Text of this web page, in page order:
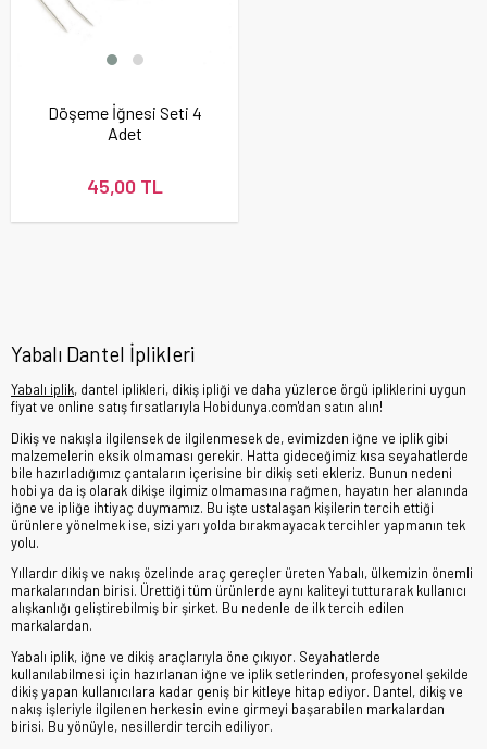
Döşeme İğnesi Seti 4
Adet
45,00 TL
Yabalı Dantel İplikleri
Yabalı iplik, dantel iplikleri, dikiş ipliği ve daha yüzlerce örgü ipliklerini uygun
fiyat ve online satış fırsatlarıyla Hobidunya.com'dan satın alın!
Dikiş ve nakışla ilgilensek de ilgilenmesek de, evimizden iğne ve iplik gibi
malzemelerin eksik olmaması gerekir. Hatta gideceğimiz kısa seyahatlerde
bile hazırladığımız çantaların içerisine bir dikiş seti ekleriz. Bunun nedeni
hobi ya da iş olarak dikişe ilgimiz olmamasına rağmen, hayatın her alanında
iğne ve ipliğe ihtiyaç duymamız. Bu işte ustalaşan kişilerin tercih ettiği
ürünlere yönelmek ise, sizi yarı yolda bırakmayacak tercihler yapmanın tek
yolu.
Yıllardır dikiş ve nakış özelinde araç gereçler üreten Yabalı, ülkemizin önemli
markalarından birisi. Ürettiği tüm ürünlerde aynı kaliteyi tutturarak kullanıcı
alışkanlığı geliştirebilmiş bir şirket. Bu nedenle de ilk tercih edilen
markalardan.
Yabalı iplik, iğne ve dikiş araçlarıyla öne çıkıyor. Seyahatlerde
kullanılabilmesi için hazırlanan iğne ve iplik setlerinden, profesyonel şekilde
dikiş yapan kullanıcılara kadar geniş bir kitleye hitap ediyor. Dantel, dikiş ve
nakış işleriyle ilgilenen herkesin evine girmeyi başarabilen markalardan
birisi. Bu yönüyle, nesillerdir tercih ediliyor.